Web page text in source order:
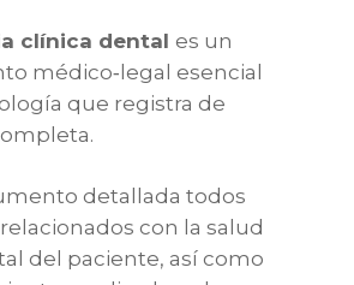
clínica dental es un
médico‑legal esencial
que registra de
detallada todos
con la salud
del paciente, así como